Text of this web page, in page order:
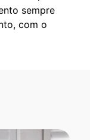
sempre
com o